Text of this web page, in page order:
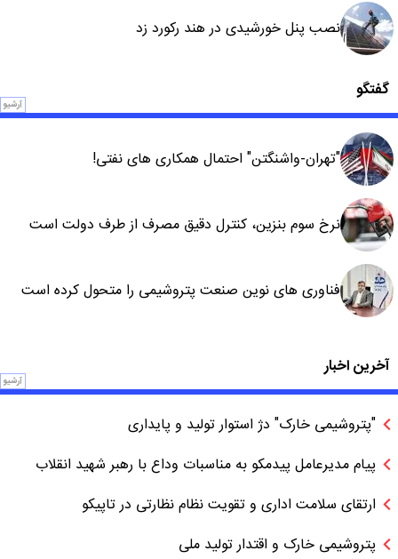
نصب پنل خورشیدی در هند رکورد زد
گفتگو
آرشیو
"تهران-واشنگتن" احتمال همکاری های نفتی!
نرخ سوم بنزین، کنترل دقیق مصرف از طرف دولت است
فناوری های نوین صنعت پتروشیمی را متحول کرده است
آخرین اخبار
آرشیو
"پتروشیمی خارک" دژ استوار تولید و پایداری
پیام مدیرعامل پیدمکو به مناسبات وداع با رهبر شهید انقلاب
ارتقای سلامت اداری و تقویت نظام نظارتی در تاپیکو
پتروشیمی خارک و اقتدار تولید ملی